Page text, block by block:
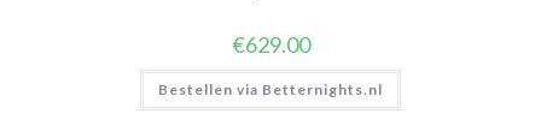
€629.00
Bestellen via Betternights.nl